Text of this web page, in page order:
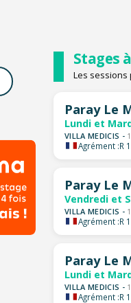
Stages
Les sessions
Paray Le
Lundi et
VILLA MEDICIS -
Agrément :R
Paray Le
Vendredi et
VILLA MEDICIS -
Agrément :R
Paray Le
Lundi et
VILLA MEDICIS -
Agrément :R